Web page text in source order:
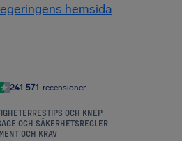
hemsida
241 571 recensioner
RESTIPS OCH KNEP
OCH SÄKERHETSREGLER
OCH KRAV